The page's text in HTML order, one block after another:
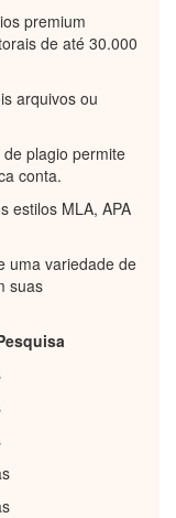
premium
de até 30.000
arquivos ou
plagio permite
conta.
estilos MLA, APA
uma variedade de
suas